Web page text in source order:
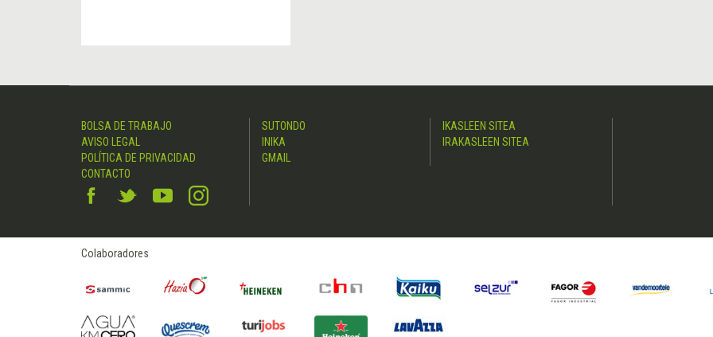
BOLSA DE TRABAJO
AVISO LEGAL
POLÍTICA DE PRIVACIDAD
CONTACTO
SUTONDO
INIKA
GMAIL
IKASLEEN SITEA
IRAKASLEEN SITEA
Colaboradores